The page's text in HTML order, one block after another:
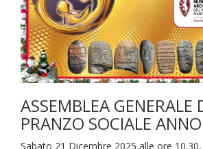
ASSEMBLEA GENERALE
PRANZO SOCIALE
Sabato 21 Dicembre 2025 alle ore